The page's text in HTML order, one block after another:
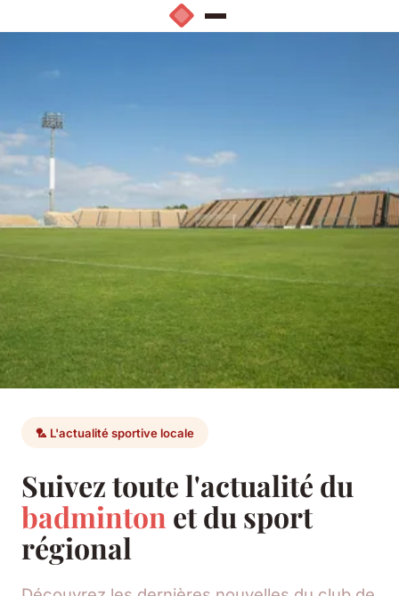
🏸 L'actualité sportive locale
Suivez toute l'actualité du
badminton et du sport
régional